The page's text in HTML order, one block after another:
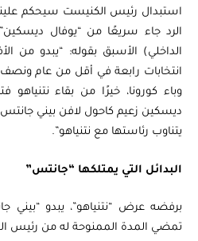
استبدال رئيس الكنيست سيحكم علينا
الرد جاء سريعًا من “يوفال
الداخلي) الأسبق بقوله: “يبدو من
انتخابات رابعة في أقل من عام ونصف
وباء كورونا، خيرًا من بقاء
ديسكين زعيم كاحول لافن بيني جانتس
يتناوب رئاستها مع نتنياهو”.
البدائل التي يمتلكها “جانتس”
برفضه عرض “نتنياهو”، يبدو “بيني
تمضي المدة الممنوحة له من رئيس